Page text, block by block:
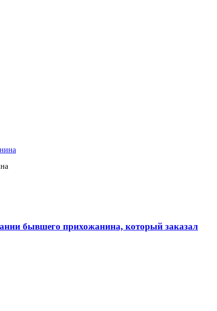
бывшего прихожанина, который заказал